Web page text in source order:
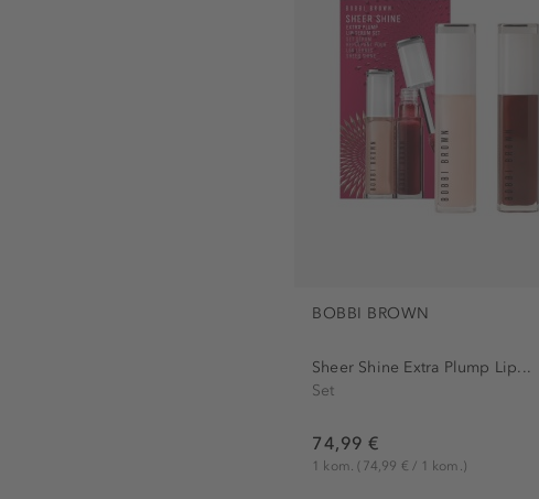
BOBBI BROWN
Sheer Shine Extra Plump Lip...
Set
74,99 €
1 kom.(74,99 € / 1 kom.)